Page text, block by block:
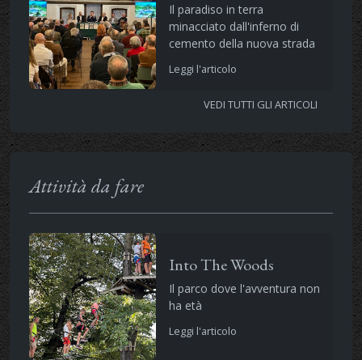
Il paradiso in terra
minacciato dall'inferno di
cemento della nuova strada
Leggi l'articolo
VEDI TUTTI GLI ARTICOLI
Attività da fare
Into The Woods
Il parco dove l'avventura non
ha età
Leggi l'articolo